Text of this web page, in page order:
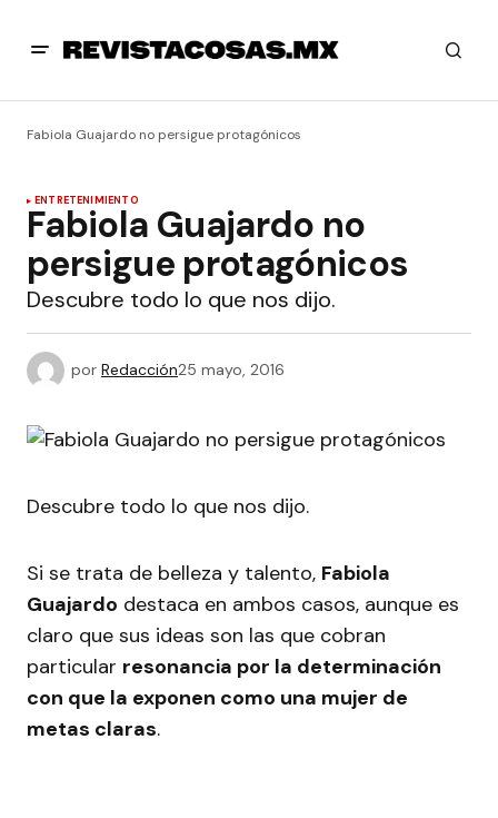
Fabiola Guajardo no persigue protagónicos
ENTRETENIMIENTO
Fabiola Guajardo no
persigue protagónicos
Descubre todo lo que nos dijo.
por Redacción25 mayo, 2016
Descubre todo lo que nos dijo.
Si se trata de belleza y talento, Fabiola
Guajardo destaca en ambos casos, aunque es
claro que sus ideas son las que cobran
particular resonancia por la determinación
con que la exponen como una mujer de
metas claras.